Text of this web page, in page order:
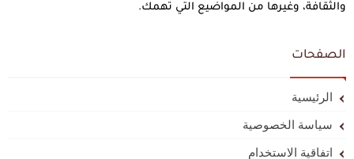
والثقافة، وغيرها من المواضيع التي تهمك.
الصفحات
الرئيسية
سياسة الخصوصية
اتفاقية الاستخدام